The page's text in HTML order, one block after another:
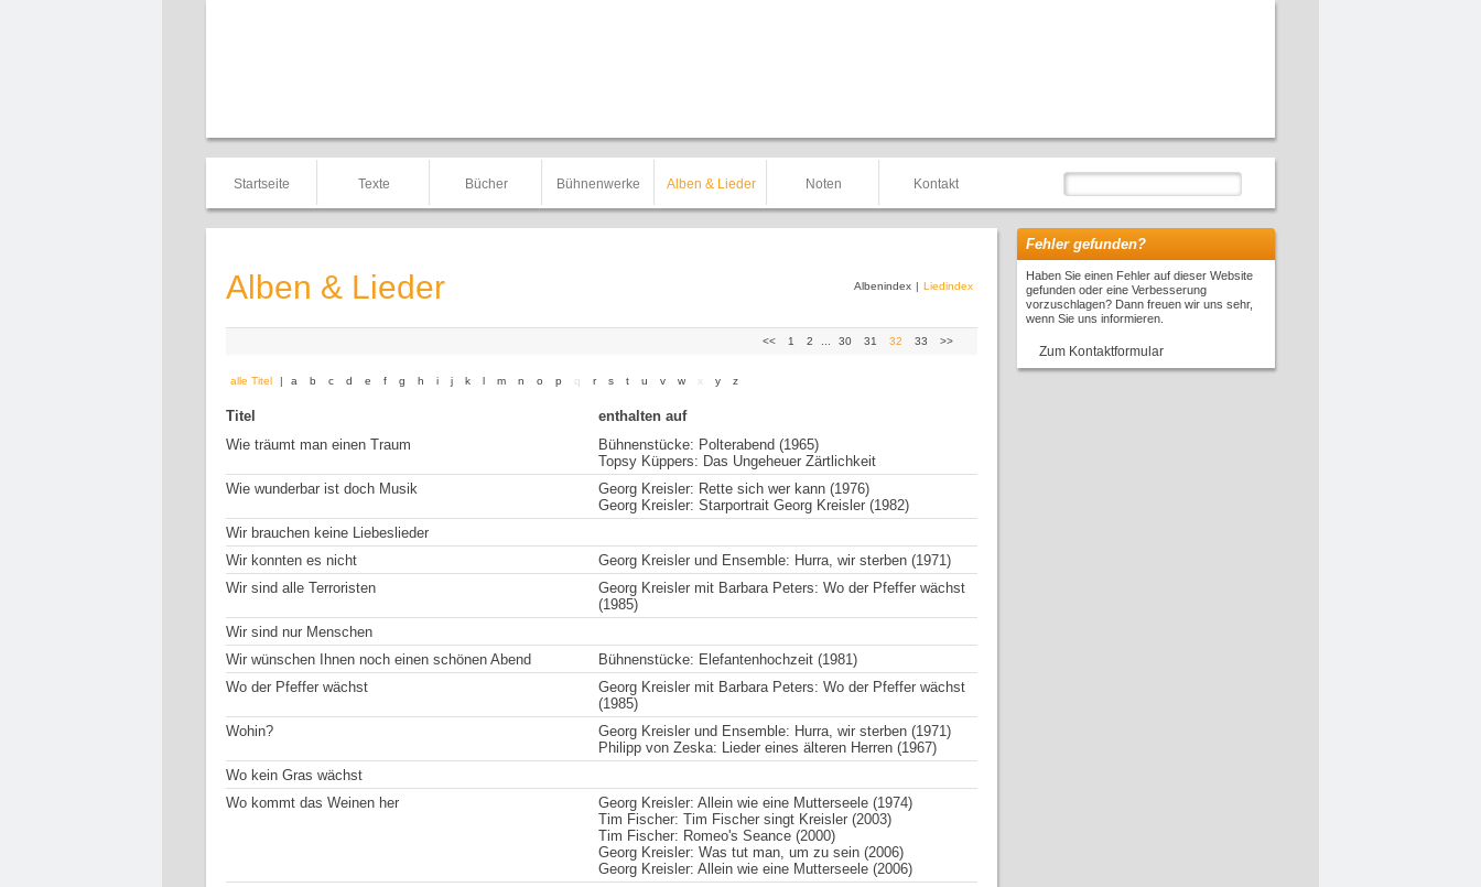
Startseite Texte Bücher Bühnenwerke Alben & Lieder Noten Kontakt
Alben & Lieder Albenindex | Liedindex
<< 1 2 30 31 32 33 >>
alle Titel | a b c d e f g h i j k l m n o p q r s t u v w x y z
Titel
enthalten auf
Wie träumt man einen Traum
Bühnenstücke: Polterabend (1965)
Topsy Küppers: Das Ungeheuer Zärtlichkeit
Wie wunderbar ist doch Musik
Georg Kreisler: Rette sich wer kann (1976)
Georg Kreisler: Starportrait Georg Kreisler (1982)
Wir brauchen keine Liebeslieder
Wir konnten es nicht
Georg Kreisler und Ensemble: Hurra, wir sterben (1971)
Wir sind alle Terroristen
Georg Kreisler mit Barbara Peters: Wo der Pfeffer wächst
(1985)
Wir sind nur Menschen
Wir wünschen Ihnen noch einen schönen Abend
Bühnenstücke: Elefantenhochzeit (1981)
Wo der Pfeffer wächst
Georg Kreisler mit Barbara Peters: Wo der Pfeffer wächst
(1985)
Wohin?
Georg Kreisler und Ensemble: Hurra, wir sterben (1971)
Philipp von Zeska: Lieder eines älteren Herren (1967)
Wo kein Gras wächst
Wo kommt das Weinen her
Georg Kreisler: Allein wie eine Mutterseele (1974)
Tim Fischer: Tim Fischer singt Kreisler (2003)
Tim Fischer: Romeo's Seance (2000)
Georg Kreisler: Was tut man, um zu sein (2006)
Georg Kreisler: Allein wie eine Mutterseele (2006)
Fehler gefunden?
Haben Sie einen Fehler auf dieser Website
gefunden oder eine Verbesserung
vorzuschlagen? Dann freuen wir uns sehr,
wenn Sie uns informieren.
Zum Kontaktformular